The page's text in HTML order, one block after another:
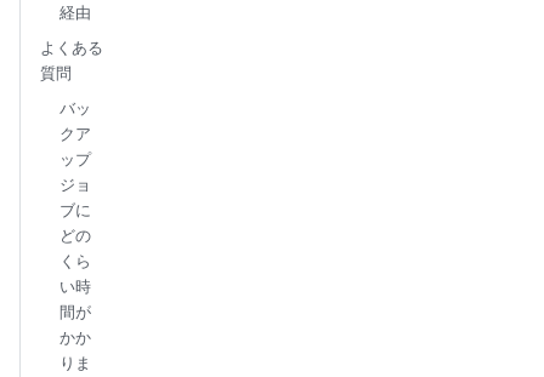
経由
よくある
質問
バッ
クア
ップ
ジョ
ブに
どの
くら
い時
間が
かか
りま